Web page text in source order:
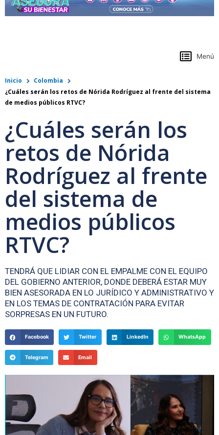
Menú
Inicio
Colombia
¿Cuáles serán los retos de Nórida Rodríguez al frente del sistema
de medios públicos RTVC?
¿Cuáles serán los
retos de Nórida
Rodríguez al frente
del sistema de
medios públicos
RTVC?
TENDRÁ QUE LIDIAR CON EL EMPALME CON EL EQUIPO
DEL GOBIERNO ANTERIOR, DONDE DEBERÁ ESTAR MUY
BIEN ASESORADA EN LO JURÍDICO Y ADMINISTRATIVO Y
EN LOS TEMAS DE CONTRATACIÓN PARA EVITAR
SORPRESAS EN UN FUTURO.
Facebook Twitter LinkedIn WhatsApp
Telegram Email